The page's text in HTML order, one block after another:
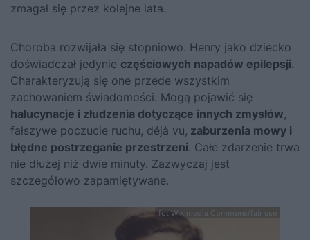
zmagał się przez kolejne lata.
Choroba rozwijała się stopniowo. Henry jako dziecko
doświadczał jedynie częściowych napadów epilepsji.
Charakteryzują się one przede wszystkim
zachowaniem świadomości. Mogą pojawić się
halucynacje i złudzenia dotyczące innych zmysłów,
fałszywe poczucie ruchu, déjà vu, zaburzenia mowy i
błędne postrzeganie przestrzeni. Całe zdarzenie trwa
nie dłużej niż dwie minuty. Zazwyczaj jest
szczegółowo zapamiętywane.
fot.Wikimedia Commons/fair use